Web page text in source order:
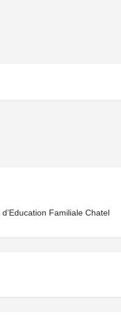
Familiale Chatel